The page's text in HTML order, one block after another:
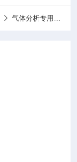
气体分析专用色谱仪